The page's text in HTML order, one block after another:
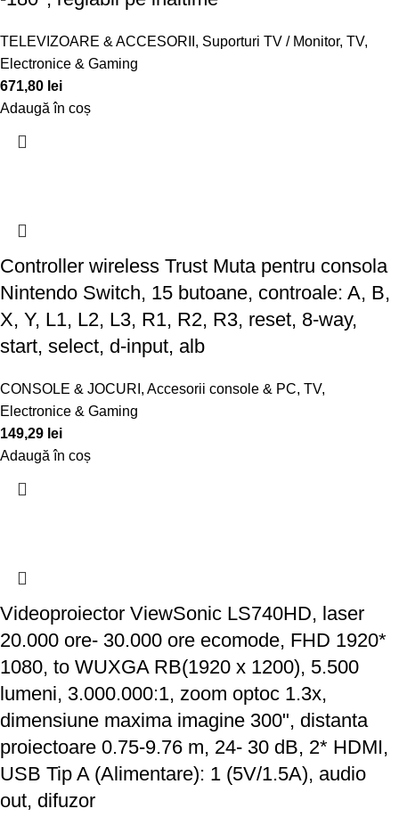
TELEVIZOARE & ACCESORII , Suporturi TV / Monitor, TV,
Electronice & Gaming
671,80 lei
Adaugă în coș
Controller wireless Trust Muta pentru consola
Nintendo Switch, 15 butoane, controale: A, B,
X, Y, L1, L2, L3, R1, R2, R3, reset, 8-way,
start, select, d-input, alb
CONSOLE & JOCURI , Accesorii console & PC, TV,
Electronice & Gaming
149,29 lei
Adaugă în coș
Videoproiector ViewSonic LS740HD, laser
20.000 ore- 30.000 ore ecomode, FHD 1920*
1080, to WUXGA RB(1920 x 1200), 5.500
lumeni, 3.000.000:1, zoom optoc 1.3x,
dimensiune maxima imagine 300", distanta
proiectoare 0.75-9.76 m, 24- 30 dB, 2* HDMI,
USB Tip A (Alimentare): 1 (5V/1.5A), audio
out, difuzor